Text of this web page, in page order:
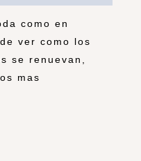
como en
ver como los
se renuevan,
mas